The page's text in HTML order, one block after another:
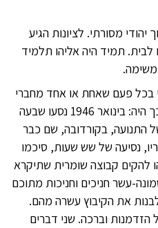
יהודי מסורתי. לציונות הגיע
תמיד היה אליהו תלמיד
בכל פעם שאחת או אחד מחברי
קבוצת "חניתה" הלכו לעולמם וכך היה: בינואר 1946 נסעו שבעה
התנועה, בקורדובה, שם כבר
נסיעה של שש שעות, סיכמו
להקים קבוצה שומרית שתיקרא
עשר חניכים וחניכות מתוכם
את הקיבוץ עשרה מהם.
הזדמנות וברכה. שני דברים